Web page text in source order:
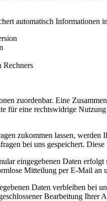
automatisch
Rechners
zuordenbar. Eine
für eine rechtswidrige
zukommen lassen,
bei uns gespeichert.
eingegebenen Daten
Mitteilung per E-Mail
Daten verbleiben bei
Bearbeitung